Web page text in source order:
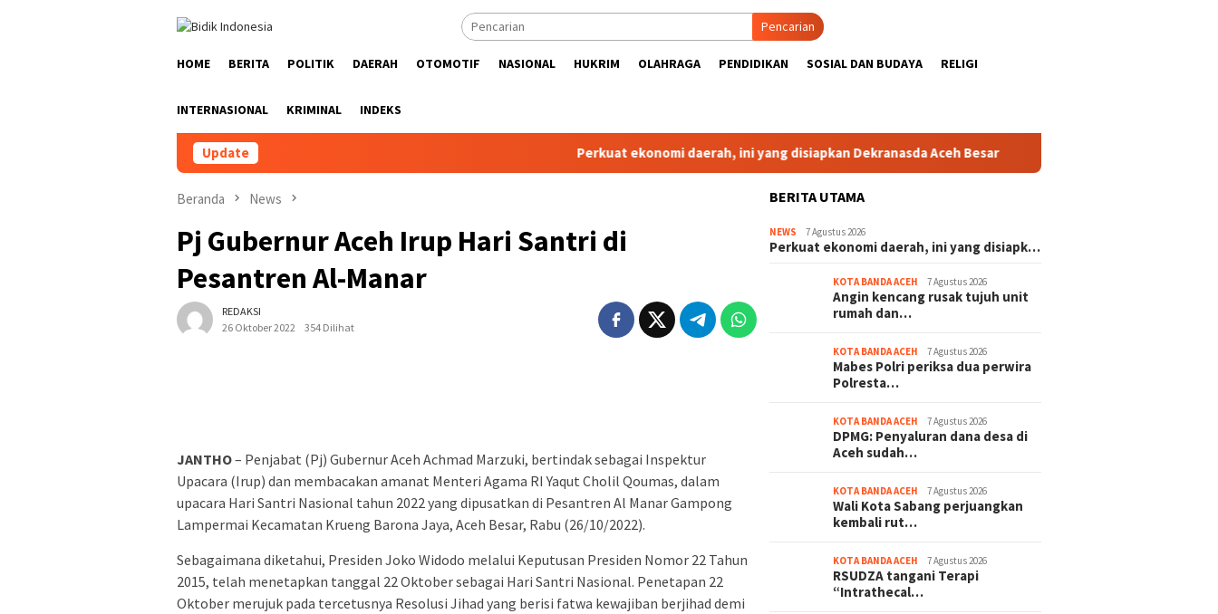
Pencarian
HOME BERITA POLITIK DAERAH OTOMOTIF NASIONAL HUKRIM OLAHRAGA PENDIDIKAN SOSIAL DAN BUDAYA RELIGI
INTERNASIONAL KRIMINAL INDEKS
Update Perkuat ekonomi daerah, ini yang disiapkan Dekranasda Aceh Besar Menteri ESDM lantik Mawardi Nur jadi
Beranda News
Pj Gubernur Aceh Irup Hari Santri di
Pesantren Al-Manar
REDAKSI
26 Oktober 2022
354 Dilihat
JANTHO– Penjabat (Pj) Gubernur Aceh Achmad Marzuki, bertindak sebagai Inspektur
Upacara (Irup) dan membacakan amanat Menteri Agama RI Yaqut Cholil Qoumas, dalam
upacara Hari Santri Nasional tahun 2022 yang dipusatkan di Pesantren Al Manar Gampong
Lampermai Kecamatan Krueng Barona Jaya, Aceh Besar, Rabu (26/10/2022).
Sebagaimana diketahui, Presiden Joko Widodo melalui Keputusan Presiden Nomor 22 Tahun
2015, telah menetapkan tanggal 22 Oktober sebagai Hari Santri Nasional. Penetapan 22
Oktober merujuk pada tercetusnya Resolusi Jihad yang berisi fatwa kewajiban berjihad demi
BERITA UTAMA
NEWS 7 Agustus 2026
Perkuat ekonomi daerah, ini yang disiapk…
KOTA BANDA ACEH 7 Agustus 2026
Angin kencang rusak tujuh unit
rumah dan…
KOTA BANDA ACEH 7 Agustus 2026
Mabes Polri periksa dua perwira
Polresta…
KOTA BANDA ACEH 7 Agustus 2026
DPMG: Penyaluran dana desa di
Aceh sudah…
KOTA BANDA ACEH 7 Agustus 2026
Wali Kota Sabang perjuangkan
kembali rut…
KOTA BANDA ACEH 7 Agustus 2026
RSUDZA tangani Terapi
“Intrathecal…